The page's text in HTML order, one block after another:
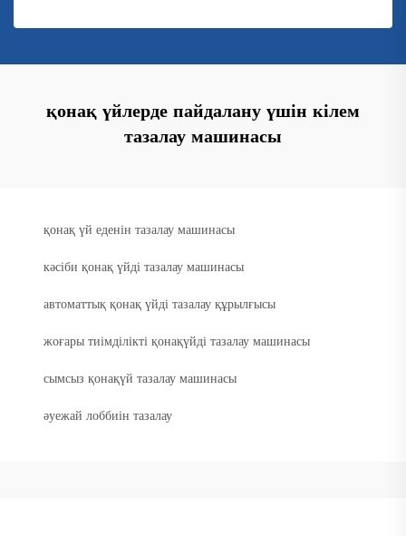
қонақ үйлерде пайдалану үшін кілем
тазалау машинасы
қонақ үй еденін тазалау машинасы
кәсіби қонақ үйді тазалау машинасы
автоматтық қонақ үйді тазалау құрылғысы
жоғары тиімділікті қонақүйді тазалау машинасы
сымсыз қонақүй тазалау машинасы
әуежай лоббиін тазалау